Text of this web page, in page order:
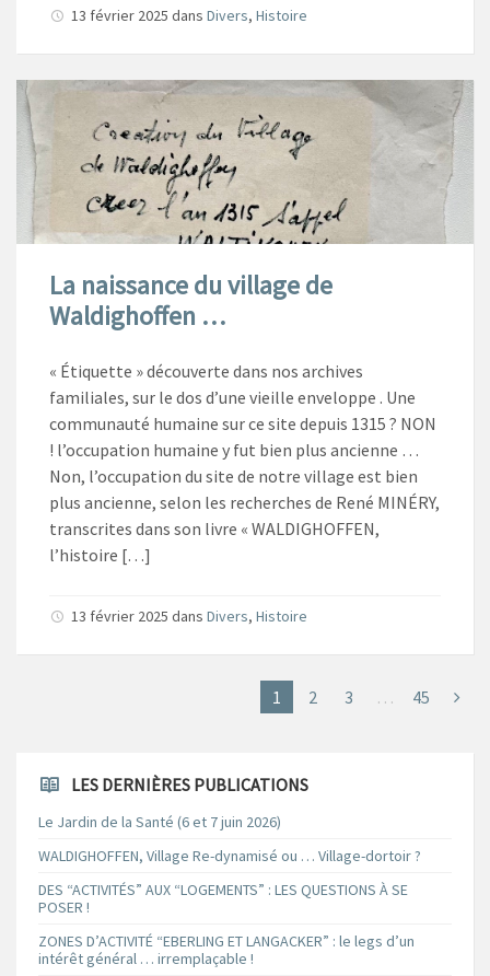
13 février 2025 dans Divers, Histoire
La naissance du village de
Waldighoffen …
« Étiquette » découverte dans nos archives
familiales, sur le dos d’une vieille enveloppe . Une
communauté humaine sur ce site depuis 1315 ? NON
! l’occupation humaine y fut bien plus ancienne …
Non, l’occupation du site de notre village est bien
plus ancienne, selon les recherches de René MINÉRY,
transcrites dans son livre « WALDIGHOFFEN,
l’histoire […]
13 février 2025 dans Divers, Histoire
1 2 3 … 45
LES DERNIÈRES PUBLICATIONS
Le Jardin de la Santé (6 et 7 juin 2026)
WALDIGHOFFEN, Village Re-dynamisé ou … Village-dortoir ?
DES “ACTIVITÉS” AUX “LOGEMENTS” : LES QUESTIONS À SE
POSER !
ZONES D’ACTIVITÉ “EBERLING ET LANGACKER” : le legs d’un
intérêt général … irremplaçable !